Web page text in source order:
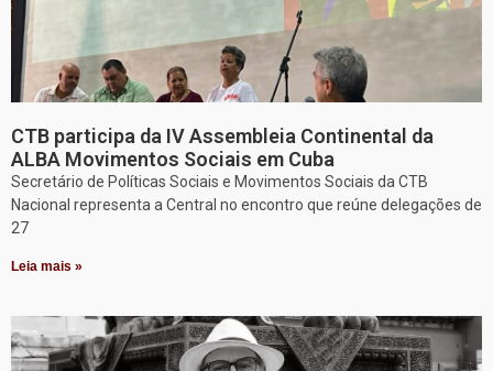
CTB participa da IV Assembleia Continental da
ALBA Movimentos Sociais em Cuba
Secretário de Políticas Sociais e Movimentos Sociais da CTB
Nacional representa a Central no encontro que reúne delegações de
27
Leia mais »